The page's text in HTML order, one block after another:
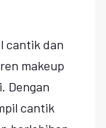
cantik dan
makeup
Dengan
cantik